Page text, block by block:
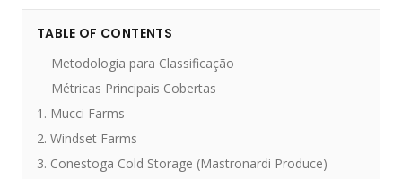
TABLE OF CONTENTS
Metodologia para Classificação
Métricas Principais Cobertas
1. Mucci Farms
2. Windset Farms
3. Conestoga Cold Storage (Mastronardi Produce)